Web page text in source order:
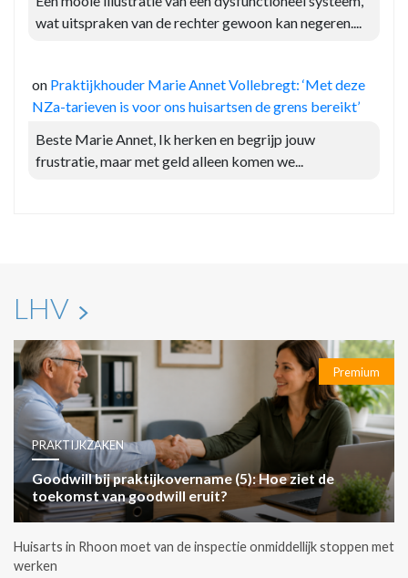
wat uitspraken van de rechter gewoon kan negeren....
on Praktijkhouder Marie Annet Vollebregt: ‘Met deze
NZa-tarieven is voor ons huisartsen de grens bereikt’
Beste Marie Annet, Ik herken en begrijp jouw
frustratie, maar met geld alleen komen we...
LHV
Premium
PRAKTIJKZAKEN
Goodwill bij praktijkovername (5): Hoe ziet de
toekomst van goodwill eruit?
Huisarts in Rhoon moet van de inspectie onmiddellijk stoppen met
werken